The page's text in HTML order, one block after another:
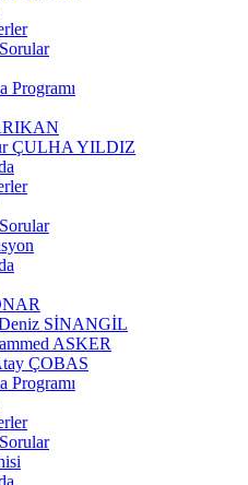
Programı
ÇULHA YILDIZ
SİNANGİL
ASKER
ÇOBAS
Programı